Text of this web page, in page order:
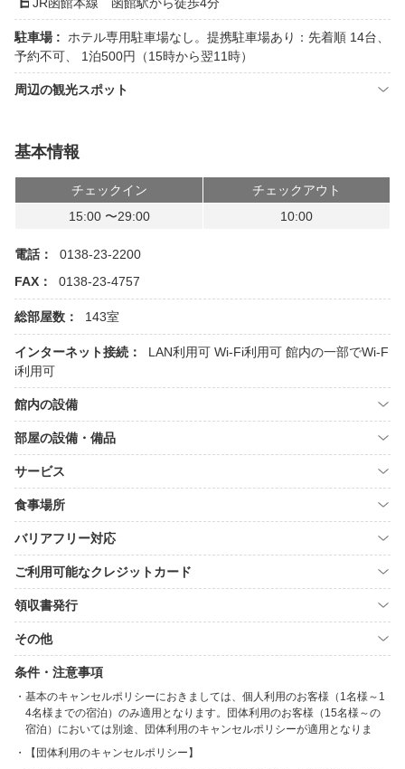
駐車場 :
ホテル専用駐車場なし。提携駐車場あり：先着順 14台、
予約不可、 1泊500円（15時から翌11時）
周辺の観光スポット
基本情報
チェックイン
チェックアウト
15:00 〜29:00
10:00
電話：
0138-23-2200
FAX：
0138-23-4757
総部屋数： 143室
インターネット接続： LAN利用可 Wi-Fi利用可 館内の一部でWi-F
i利用可
館内の設備
部屋の設備・備品
サービス
食事場所
バリアフリー対応
ご利用可能なクレジットカード
領収書発行
その他
条件・注意事項
基本のキャンセルポリシーにおきましては、個人利用のお客様（1名様～1
4名様までの宿泊）のみ適用となります。団体利用のお客様（15名様～の
宿泊）においては別途、団体利用のキャンセルポリシーが適用となりま
【団体利用のキャンセルポリシー】